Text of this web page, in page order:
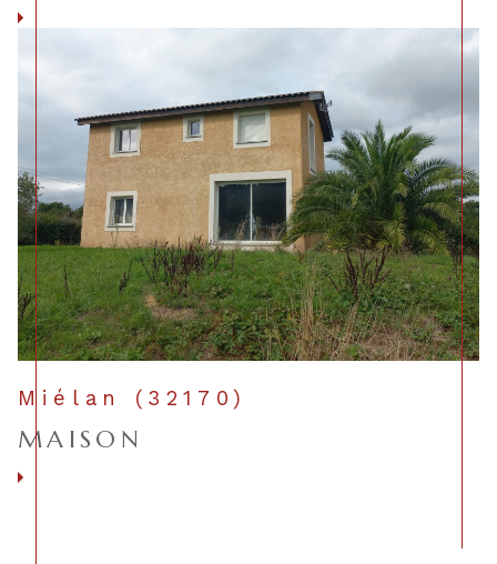
Miélan (32170)
MAISON